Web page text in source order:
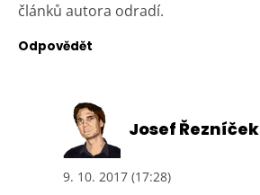
článků autora odradí.
Odpovědět
Josef Řezníček
9. 10. 2017 (17:28)